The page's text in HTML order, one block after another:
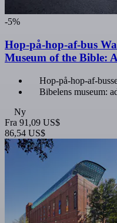
-5%
Hop-på-hop-af-bus
Museum of the Bible:
Hop-på-hop-af-
Bibelens museum:
Ny
Fra 91,09 US$
86,54 US$